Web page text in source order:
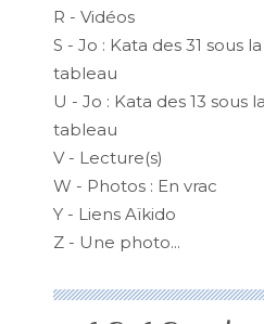
R - Vidéos
S - Jo : Kata des 31 sous
tableau
U - Jo : Kata des 13 sous
tableau
V - Lecture(s)
W - Photos : En vrac
Y - Liens Aïkido
Z - Une photo...